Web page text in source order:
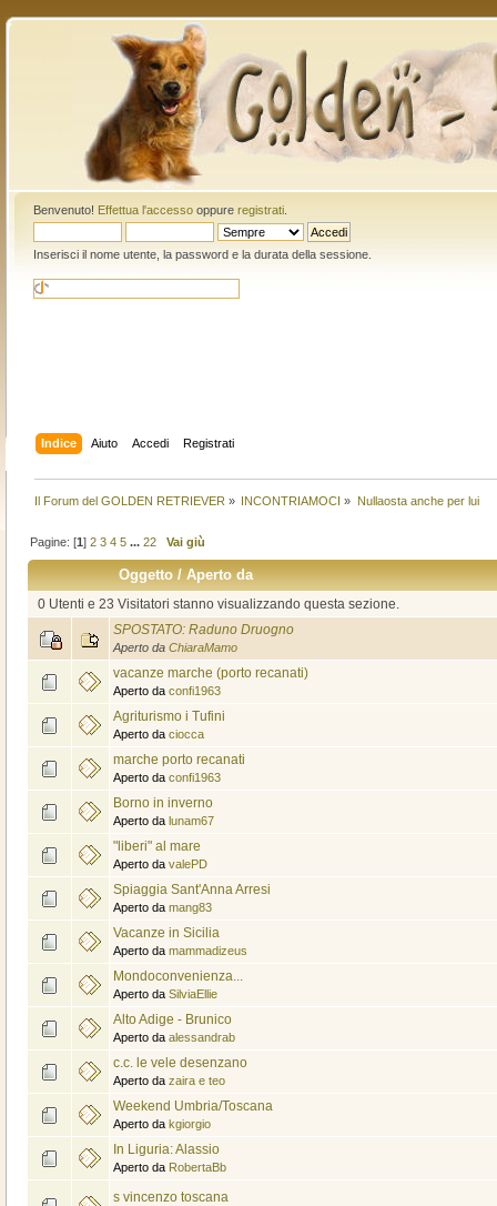
Benvenuto! Effettua l'accessooppure registrati.
Inserisci il nome utente, la password e la durata della sessione.
Indice Aiuto Accedi Registrati
Il Forum del GOLDEN RETRIEVER » INCONTRIAMOCI » Nullaosta anche per lui
Pagine: [1]2 3 4 5 ...22 Vai giù
Oggetto/Aperto da
0 Utenti e 23 Visitatori stanno visualizzando questa sezione.
SPOSTATO: Raduno Druogno
Aperto da ChiaraMamo
vacanze marche (porto recanati)
Aperto da confi1963
Agriturismo i Tufini
Aperto da ciocca
marche porto recanati
Aperto da confi1963
Borno in inverno
Aperto da lunam67
"liberi" al mare
Aperto da valePD
Spiaggia Sant'Anna Arresi
Aperto da mang83
Vacanze in Sicilia
Aperto da mammadizeus
Mondoconvenienza...
Aperto da SilviaEllie
Alto Adige - Brunico
Aperto da alessandrab
c.c. le vele desenzano
Aperto da zaira e teo
Weekend Umbria/Toscana
Aperto da kgiorgio
In Liguria: Alassio
Aperto da RobertaBb
s vincenzo toscana